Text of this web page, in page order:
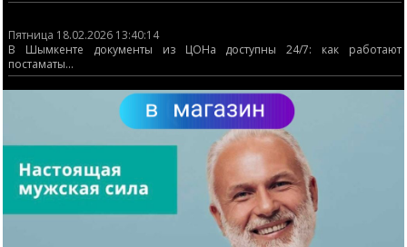
Пятница 18.02.2026 13:40:14
В Шымкенте документы из ЦОНа доступны 24/7: как работают
постаматы...